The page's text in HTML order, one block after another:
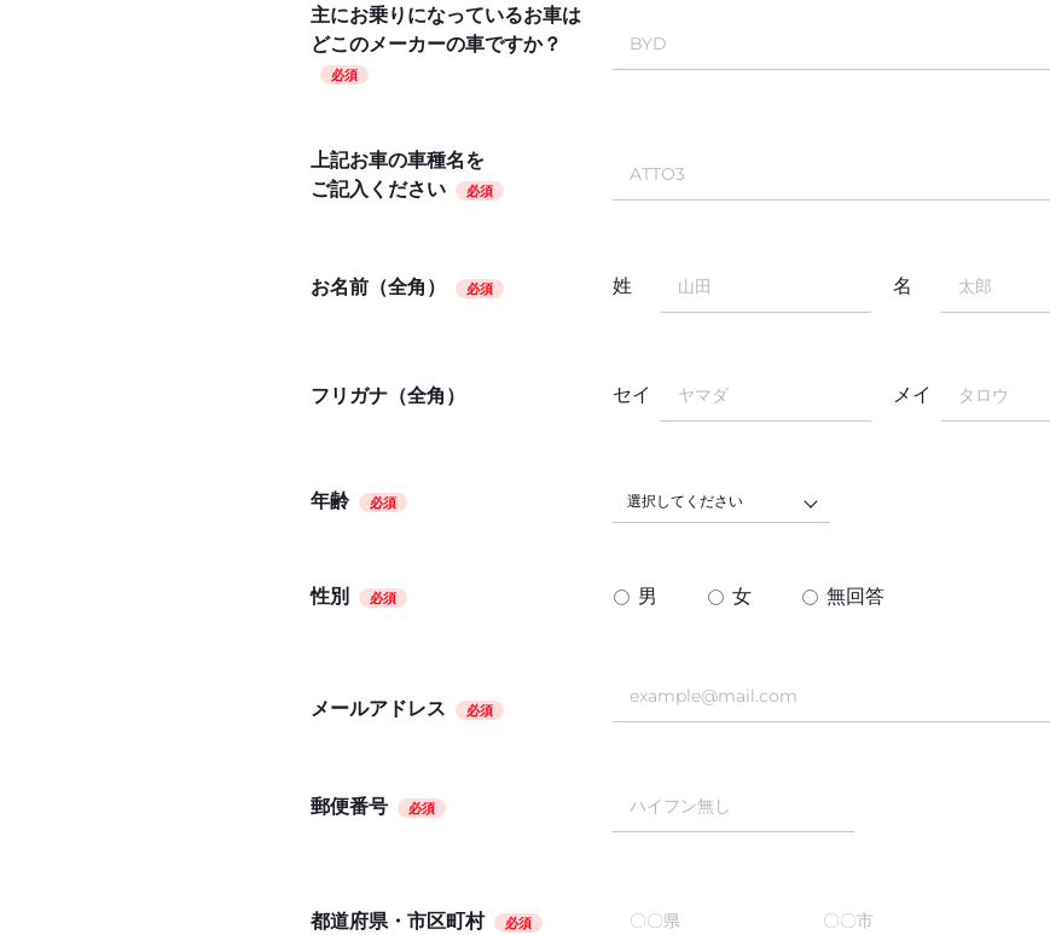
主にお乗りになっているお車は
どこのメーカーの車ですか？
必須
上記お車の車種名を
ご記入ください
必須
お名前（全角） 必須 姓 名
フリガナ（全角） セイ メイ
年齢 必須 選択してください
性別 必須 男 女 無回答
メールアドレス 必須
郵便番号 必須
都道府県・市区町村 必須